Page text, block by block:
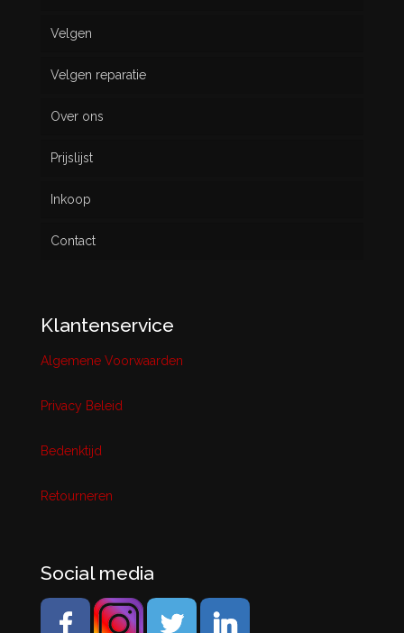
Nieuw
Gebruikt
Velgen
Velgen reparatie
Over ons
Prijslijst
Inkoop
Contact
Klantenservice
Algemene Voorwaarden
Privacy Beleid
Bedenktijd
Retourneren
Social media